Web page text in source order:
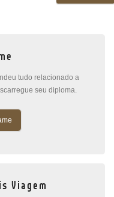
tudo relacionado a
seu diploma.
Viagem